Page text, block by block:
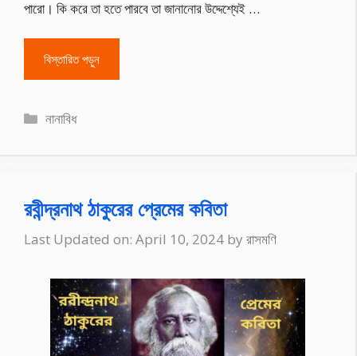
পারো। কি করে তা হতে পারবে তা জানানোর উদ্দেশ্যেই …
বিস্তারিত পড়ুন
Categories
নানাবিধ
রবীন্দ্রনাথ ঠাকুরের প্রেমের কবিতা
Last Updated on: April 10, 2024 by রাসমণি